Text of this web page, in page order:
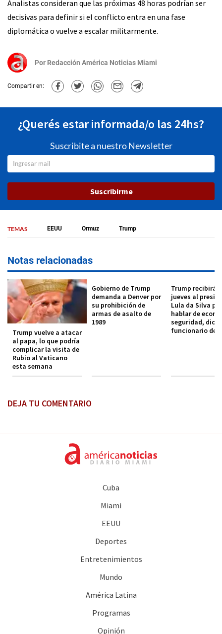
Analistas consideran que las próximas 48 horas podrían ser
decisivas para definir si el conflicto entra en una fase
diplomática o vuelve a escalar militarmente.
Por Redacción América Noticias Miami
Compartir en:
¿Querés estar informada/o las 24hs?
Suscribite a nuestro Newsletter
Suscribirme
TEMAS EEUU Ormuz Trump
Notas relacionadas
Trump vuelve a atacar
al papa, lo que podría
complicar la visita de
Rubio al Vaticano
esta semana
Gobierno de Trump
demanda a Denver por
su prohibición de
armas de asalto de
1989
Trump recibirá
jueves al
Lula da Silva
hablar de
seguridad, dice
funcionario de
DEJA TU COMENTARIO
Cuba
Miami
EEUU
Deportes
Entretenimientos
Mundo
América Latina
Programas
Opinión